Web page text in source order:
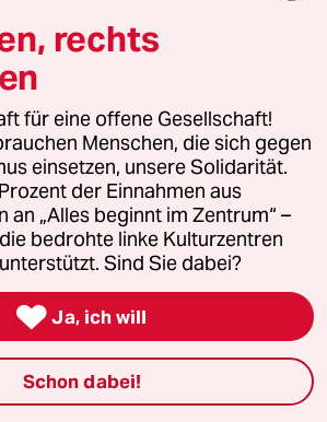
rechts
für eine offene Gesellschaft!
Menschen, die sich gegen
einsetzen, unsere Solidarität.
der Einnahmen aus
an „Alles beginnt im Zentrum“ –
bedrohte linke Kulturzentren
Sind Sie dabei?
 Ja, ich will
Schon dabei!